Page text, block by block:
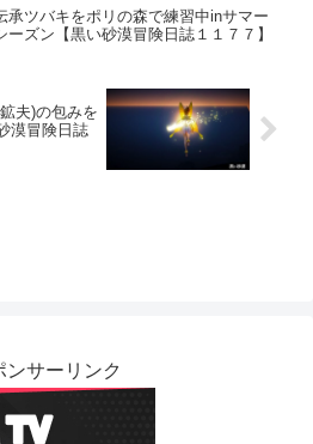
承ツバキをポリの森で練習中inサマー
ーズン【黒い砂漠冒険日誌１１７７】
夫)の包みを
漠冒険日誌
ンサーリンク